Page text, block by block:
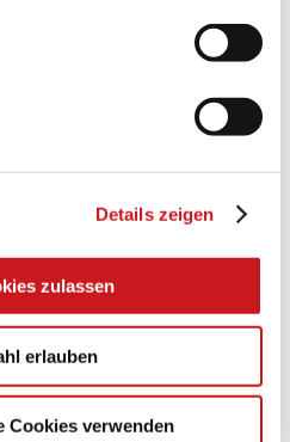
Details zeigen
zulassen
erlauben
Cookies verwenden
Tipps